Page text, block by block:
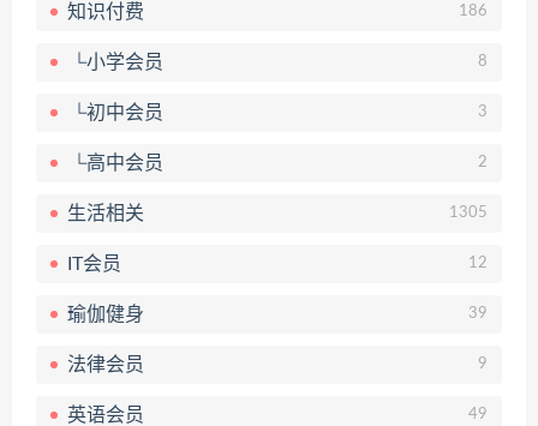
知识付费 186
└小学会员 8
└初中会员 3
└高中会员 2
生活相关 1305
IT会员 12
瑜伽健身 39
法律会员 9
英语会员 49